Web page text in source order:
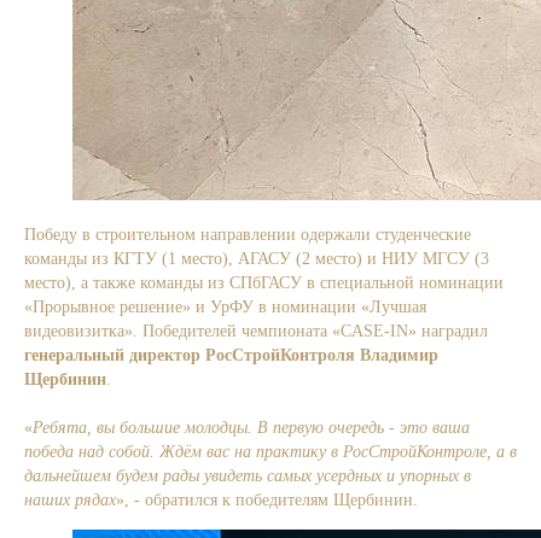
Победу в строительном направлении одержали студенческие
команды из КГТУ (1 место), АГАСУ (2 место) и НИУ МГСУ (3
место), а также команды из СПбГАСУ в специальной номинации
«Прорывное решение» и УрФУ в номинации «Лучшая
видеовизитка». Победителей чемпионата «CASE-IN» наградил
генеральный директор РосСтройКонтроля Владимир
Щербинин.
«Ребята, вы большие молодцы. В первую очередь - это ваша
победа над собой. Ждём вас на практику в РосСтройКонтроле, а в
дальнейшем будем рады увидеть самых усердных и упорных в
наших рядах», - обратился к победителям Щербинин.